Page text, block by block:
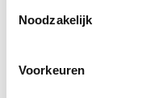
Noodzakelijk
Voorkeuren
Application error: a client-